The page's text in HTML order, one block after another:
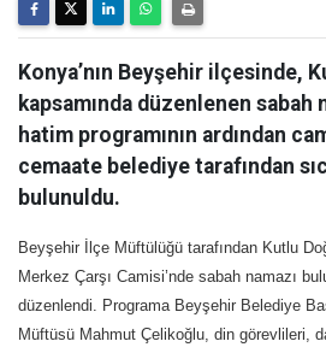
Konya’nın Beyşehir ilçesinde,
kapsamında düzenlenen sabah
hatim programının ardından
cemaate belediye tarafından
bulunuldu.
Beyşehir İlçe Müftülüğü tarafından Kutlu
Merkez Çarşı Camisi’nde sabah namazı
düzenlendi. Programa Beyşehir Belediye
Müftüsü Mahmut Çelikoğlu, din görevlileri,